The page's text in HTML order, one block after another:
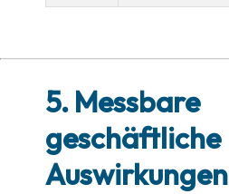
5. Messbare
geschäftliche
Auswirkungen